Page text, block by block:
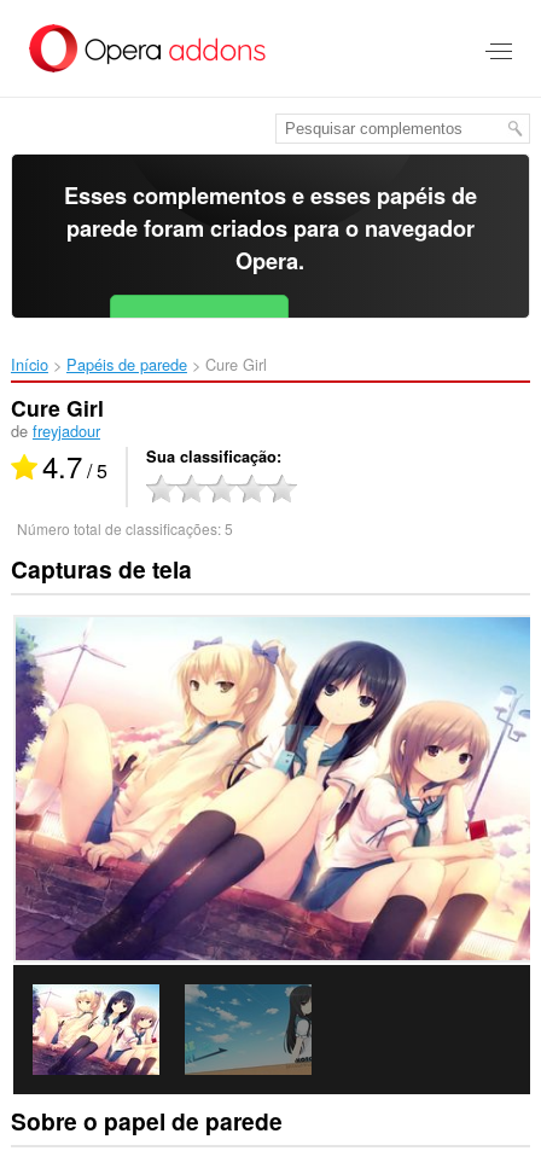
para
Esses complementos e esses papéis de
parede foram criados para o navegador
Opera.
Baixar o Opera Free for Android
Início Papéis de parede Cure Girl‎
Cure Girl
de freyjadour
4.7/ 5 Sua classificação
Número total de classificações:5
Capturas de tela
Sobre o papel de parede